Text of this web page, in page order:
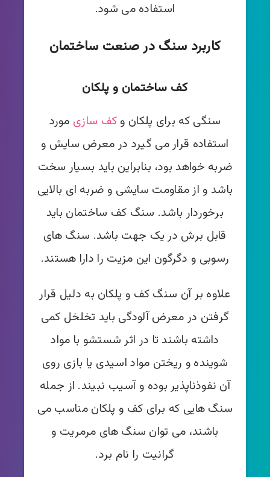
استفاده می شود.
کاربرد سنگ در صنعت ساختمان
کف ساختمان و پلکان
سنگی که برای پلکان و کف سازی مورد
استفاده قرار می گیرد در معرض سایش و
ضربه خواهد بود، بنابراین باید بسیار سخت
باشد و از مقاومت سایشی و ضربه ای بالایی
برخوردار باشد. سنگ کف ساختمان باید
قابل برش در یک جهت باشد. سنگ های
رسوبی و دگرگون این مزیت را دارا هستند.
علاوه بر آن سنگ کف و پلکان به دلیل قرار
گرفتن در معرض آلودگی باید تخلخل کمی
داشته باشند تا در اثر شستشو با مواد
شوینده و ریختن مواد اسیدی یا بازی روی
آن نفوذناپذیر بوده و آسیب نبیند. از جمله
سنگ هایی که برای کف و پلکان مناسب می
باشند، می توان سنگ های مرمریت و
گرانیت را نام برد.